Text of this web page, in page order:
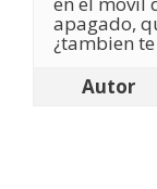
apagado,
¿tambien
Autor